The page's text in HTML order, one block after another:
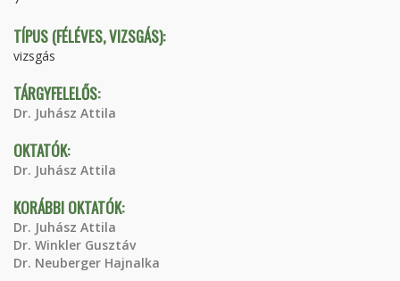
TÍPUS (FÉLÉVES, VIZSGÁS):
vizsgás
TÁRGYFELELŐS:
Dr. Juhász Attila
OKTATÓK:
Dr. Juhász Attila
KORÁBBI OKTATÓK:
Dr. Juhász Attila
Dr. Winkler Gusztáv
Dr. Neuberger Hajnalka